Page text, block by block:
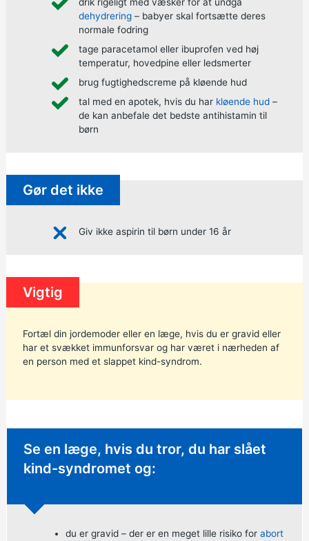
dehydrering– babyer skal fortsætte deres
normale fodring
tage paracetamol eller ibuprofen ved høj
temperatur, hovedpine eller ledsmerter
brug fugtighedscreme på kløende hud
tal med en apotek, hvis du har kløende hud–
de kan anbefale det bedste antihistamin til
børn
Gør det ikke
Giv ikke aspirin til børn under 16 år
Vigtig
Fortæl din jordemoder eller en læge, hvis du er gravid eller
har et svækket immunforsvar og har været i nærheden af
en person med et slappet kind-syndrom.
Ikke-presserende råd:
Se en læge, hvis du tror, du har slået
kind-syndromet og:
du er gravid – der er en meget lille risiko for abort